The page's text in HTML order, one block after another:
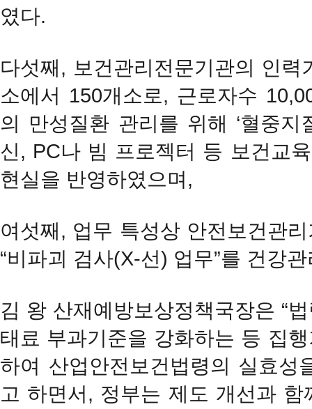
였다.
다섯째, 보건관리전문기관의 인
소에서 150개소로, 근로자수
의 만성질환 관리를 위해 ‘혈중
신, PC나 빔 프로젝터 등 보건교
현실을 반영하였으며,
여섯째, 업무 특성상 안전보건관
“비파괴 검사(X-선) 업무”를 건강
김 왕 산재예방보상정책국장은 “
태료 부과기준을 강화하는 등 집
하여 산업안전보건법령의 실효
고 하면서, 정부는 제도 개선과